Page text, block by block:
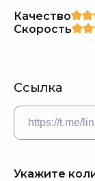
Качество
Скорость
Ссылка
Укажите